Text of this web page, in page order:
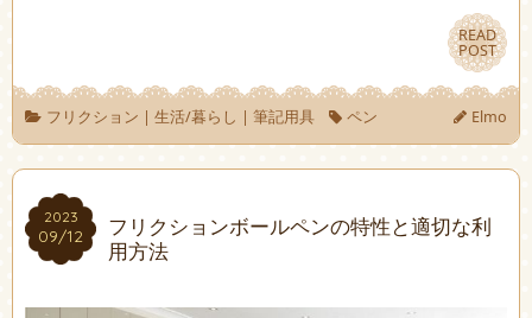
READ
POST
READ
POST
フリクション | 生活/暮らし | 筆記用具 ペン Elmo
2023
09/12
2023
09/12
フリクションボールペンの特性と適切な利
用方法